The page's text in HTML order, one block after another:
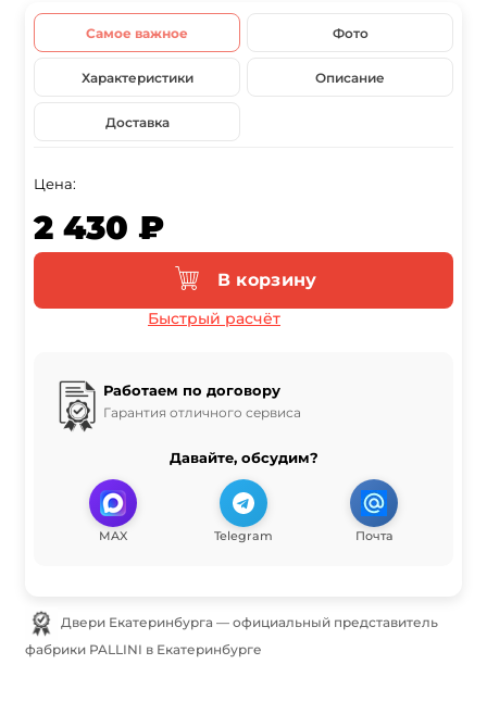
Самое важное Фото
Характеристики Описание
Доставка
Цена:
2 430 ₽
В корзину
Быстрый расчёт
Работаем по договору
Гарантия отличного сервиса
Давайте, обсудим?
MAX Telegram Почта
фабрики PALLINI в Екатеринбурге